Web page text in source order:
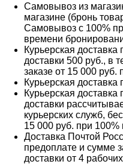
Самовывоз из
магазине (бронь
Самовывоз с 100%
времени
Курьерская
доставки 500 руб., в
заказе от 15 000
Курьерская
Курьерская доставка
доставки
курьерских служб,
15 000 руб. при 100%
Доставка Почтой
предоплате и сумме
доставки от 4